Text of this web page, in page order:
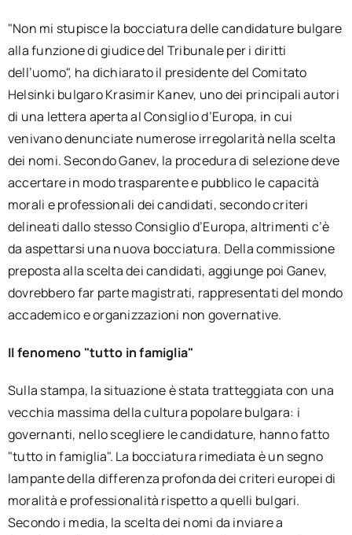
"Non mi stupisce la bocciatura delle candidature bulgare
alla funzione di giudice del Tribunale per i diritti
dell’uomo", ha dichiarato il presidente del Comitato
Helsinki bulgaro Krasimir Kanev, uno dei principali autori
di una lettera aperta al Consiglio d’Europa, in cui
venivano denunciate numerose irregolarità nella scelta
dei nomi. Secondo Ganev, la procedura di selezione deve
accertare in modo trasparente e pubblico le capacità
morali e professionali dei candidati, secondo criteri
delineati dallo stesso Consiglio d’Europa, altrimenti c’è
da aspettarsi una nuova bocciatura. Della commissione
preposta alla scelta dei candidati, aggiunge poi Ganev,
dovrebbero far parte magistrati, rappresentati del mondo
accademico e organizzazioni non governative.
Il fenomeno "tutto in famiglia"
Sulla stampa, la situazione è stata tratteggiata con una
vecchia massima della cultura popolare bulgara: i
governanti, nello scegliere le candidature, hanno fatto
"tutto in famiglia". La bocciatura rimediata è un segno
lampante della differenza profonda dei criteri europei di
moralità e professionalità rispetto a quelli bulgari.
Secondo i media, la scelta dei nomi da inviare a